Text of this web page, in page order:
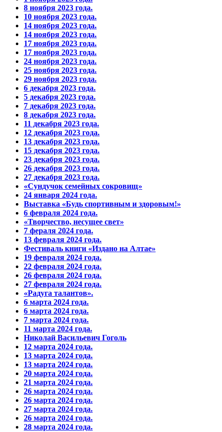
8 ноября 2023 года.
10 ноября 2023 года.
14 ноября 2023 года.
14 ноября 2023 года.
17 ноября 2023 года.
17 ноября 2023 года.
24 ноября 2023 года.
25 ноября 2023 года.
29 ноября 2023 года.
6 декабря 2023 года.
5 декабря 2023 года.
7 декабря 2023 года.
8 декабря 2023 года.
11 декабря 2023 года.
12 декабря 2023 года.
13 декабря 2023 года.
15 декабря 2023 года.
23 декабря 2023 года.
26 декабря 2023 года.
27 декабря 2023 года.
«Сундучок семейных сокровищ»
24 января 2024 года.
Выставка «Будь спортивным и здоровым!»
6 февраля 2024 года.
«Творчество, несущее свет»
7 фераля 2024 года.
13 февраля 2024 года.
Фестиваль книги «Издано на Алтае»
19 февраля 2024 года.
22 февраля 2024 года.
26 февраля 2024 года.
27 февраля 2024 года.
«Радуга талантов».
6 марта 2024 года.
6 марта 2024 года.
7 марта 2024 года.
11 марта 2024 года.
Николай Васильевич Гоголь
12 марта 2024 года.
13 марта 2024 года.
13 марта 2024 года.
20 марта 2024 года.
21 марта 2024 года.
26 марта 2024 года.
26 марта 2024 года.
27 марта 2024 года.
26 марта 2024 года.
28 марта 2024 года.